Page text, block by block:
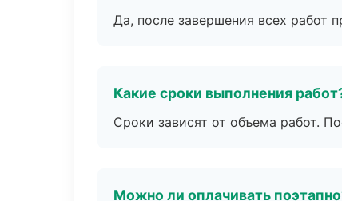
Да, после завершения всех работ
Какие сроки выполнения
Сроки зависят от объема работ.
Можно ли оплачивать